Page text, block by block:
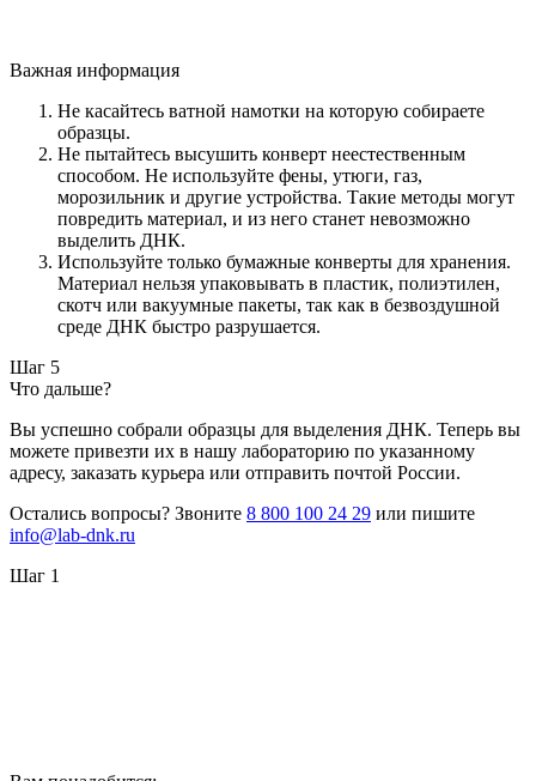
Важная информация
Не касайтесь ватной намотки на которую собираете
образцы.
Не пытайтесь высушить конверт неестественным
способом. Не используйте фены, утюги, газ,
морозильник и другие устройства. Такие методы могут
повредить материал, и из него станет невозможно
выделить ДНК.
Используйте только бумажные конверты для хранения.
Материал нельзя упаковывать в пластик, полиэтилен,
скотч или вакуумные пакеты, так как в безвоздушной
среде ДНК быстро разрушается.
Шаг 5
Что дальше?
Вы успешно собрали образцы для выделения ДНК. Теперь вы
можете привезти их в нашу лабораторию по указанному
адресу, заказать курьера или отправить почтой России.
Остались вопросы? Звоните 8 800 100 24 29 или пишите
info@lab-dnk.ru
Шаг 1